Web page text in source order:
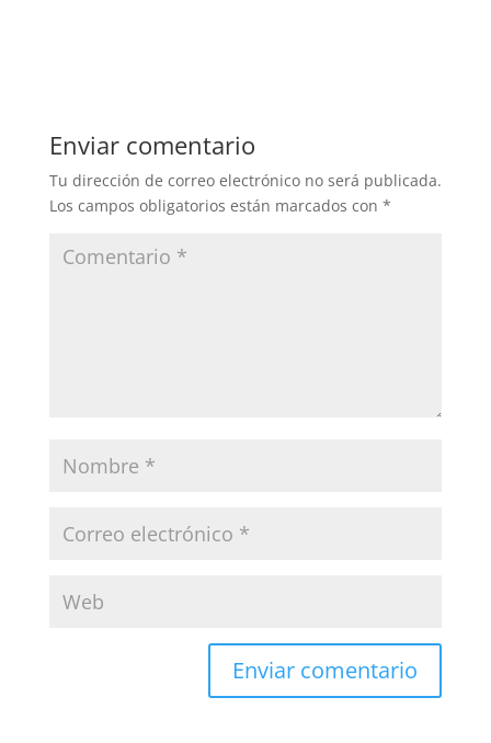
Enviar comentario
Tu dirección de correo electrónico no será publicada.
Los campos obligatorios están marcados con *